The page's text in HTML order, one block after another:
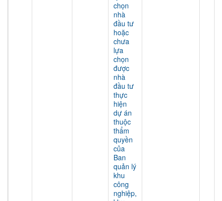
chọn
nhà
đầu tư
hoặc
chưa
lựa
chọn
được
nhà
đầu tư
thực
hiện
dự án
thuộc
thẩm
quyền
của
Ban
quản lý
khu
công
nghiệp,